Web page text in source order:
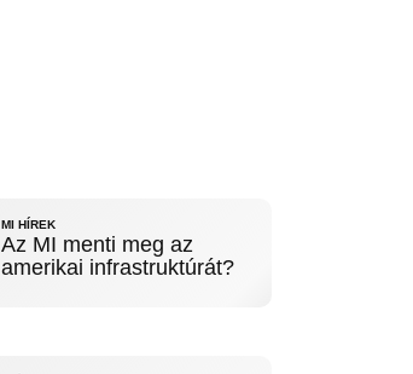
MI HÍREK
Az MI menti meg az
amerikai infrastruktúrát?